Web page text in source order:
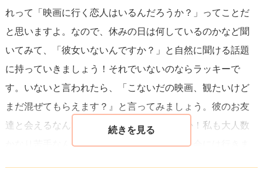
れって「映画に行く恋人はいるんだろうか？」ってことだ
と思いますよ。なので、休みの日は何しているのかなど聞
いてみて、「彼女いないんですか？」と自然に聞ける話題
に持っていきましょう！それでいないのならラッキーで
す。いないと言われたら、「こないだの映画、観たいけど
まだ混ぜてもらえます？』と言ってみましょう。彼のお友
達と会えるなんてすごく幸せじゃないですか！私も大人数
かなり苦手なんですが、恋人のお友達が来る会には行きま